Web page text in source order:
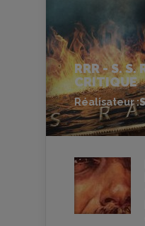
RRR - S. S.
CRITIQUE
Réalisateur :